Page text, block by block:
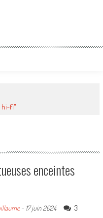
hi-fi"
enceintes
- 17 juin 2024 3